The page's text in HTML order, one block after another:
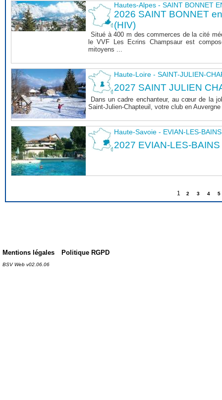
Hautes-Alpes - SAINT BONNET
2026 SAINT BONNET
(HIV)
Situé à 400 m des commerces de la cité
le VVF Les Ecrins Champsaur est
mitoyens ...
Haute-Loire - SAINT-JULIEN-
2027 SAINT JULIEN
Dans un cadre enchanteur, au cœur de la
Saint-Julien-Chapteuil, votre club en
Haute-Savoie - EVIAN-LES-BAINS
2027 EVIAN-LES-BAINS
1 2 3 4 5
Mentions légales Politique RGPD
BSV Web v02.06.06